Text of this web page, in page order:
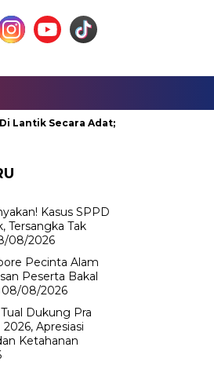
Secara Adat; Pj Bupati Malteng Minta
Kasus SPPD
Tersangka Tak
08/2026
Pecinta Alam
Peserta Bakal
08/08/2026
Dukung Pra
Apresiasi
Ketahanan